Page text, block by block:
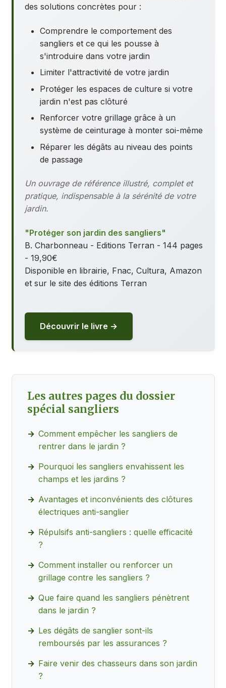
des solutions concrètes pour :
Comprendre le comportement des
sangliers et ce qui les pousse à
s'introduire dans votre jardin
Limiter l'attractivité de votre jardin
Protéger les espaces de culture si votre
jardin n'est pas clôturé
Renforcer votre grillage grâce à un
système de ceinturage à monter soi-même
Réparer les dégâts au niveau des points
de passage
Un ouvrage de référence illustré, complet et
pratique, indispensable à la sérénité de votre
jardin.
"Protéger son jardin des sangliers"
B. Charbonneau - Editions Terran - 144 pages
- 19,90€
Disponible en librairie, Fnac, Cultura, Amazon
et sur le site des éditions Terran
Découvrir le livre →
Les autres pages du dossier
spécial sangliers
Comment empêcher les sangliers de
rentrer dans le jardin ?
Pourquoi les sangliers envahissent les
champs et les jardins ?
Avantages et inconvénients des clôtures
électriques anti-sanglier
Répulsifs anti-sangliers : quelle efficacité
?
Comment installer ou renforcer un
grillage contre les sangliers ?
Que faire quand les sangliers pénètrent
dans le jardin ?
Les dégâts de sanglier sont-ils
remboursés par les assurances ?
Faire venir des chasseurs dans son jardin
?